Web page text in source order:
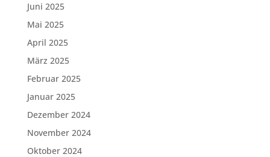
Juni 2025
Mai 2025
April 2025
März 2025
Februar 2025
Januar 2025
Dezember 2024
November 2024
Oktober 2024